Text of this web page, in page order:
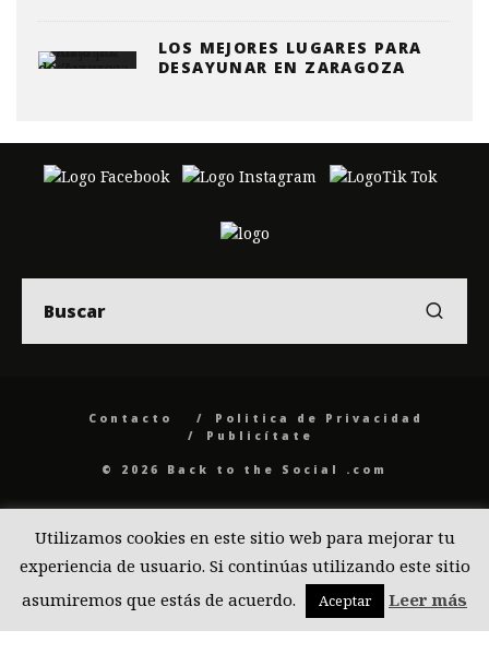
LOS MEJORES LUGARES PARA
DESAYUNAR EN ZARAGOZA
Contacto
Politica de Privacidad
Publicítate
© 2026 Back to the Social .com
Utilizamos cookies en este sitio web para mejorar tu
experiencia de usuario. Si continúas utilizando este sitio
asumiremos que estás de acuerdo.
Aceptar Leer más